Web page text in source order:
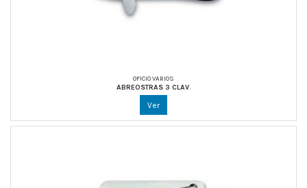
OFICIO VARIOS
ABREOSTRAS 3 CLAV.
Ver